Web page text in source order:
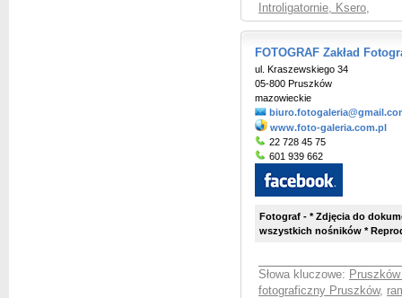
Introligatornie, Ksero,
FOTOGRAF Zakład
ul. Kraszewskiego 34
05-800 Pruszków
mazowieckie
www.foto-galeria.com.pl
22 728 45 75
601 939 662
Fotograf - * Zdjęcia do
wszystkich nośników *
Słowa kluczowe:
fotograficzny Pruszków,